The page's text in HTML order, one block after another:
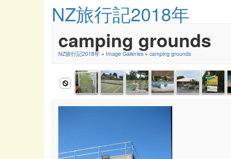
NZ旅行記2018年
camping grounds
NZ旅行記2018年 » Image Galleries» camping grounds